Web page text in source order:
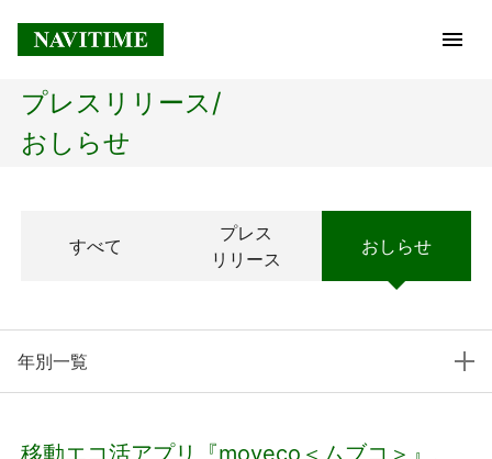
トップページ
経営理念
プレスリリース/
おしらせ
すべて
プレス
リリース
おしらせ
年別一覧
移動エコ活アプリ『moveco＜ムブコ＞』、